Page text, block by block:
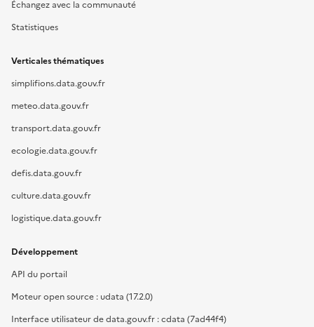
Échangez avec la communauté
Statistiques
Verticales thématiques
simplifions.data.gouv.fr
meteo.data.gouv.fr
transport.data.gouv.fr
ecologie.data.gouv.fr
defis.data.gouv.fr
culture.data.gouv.fr
logistique.data.gouv.fr
Développement
API du portail
Moteur open source : udata (17.2.0)
Interface utilisateur de data.gouv.fr : cdata (7ad44f4)